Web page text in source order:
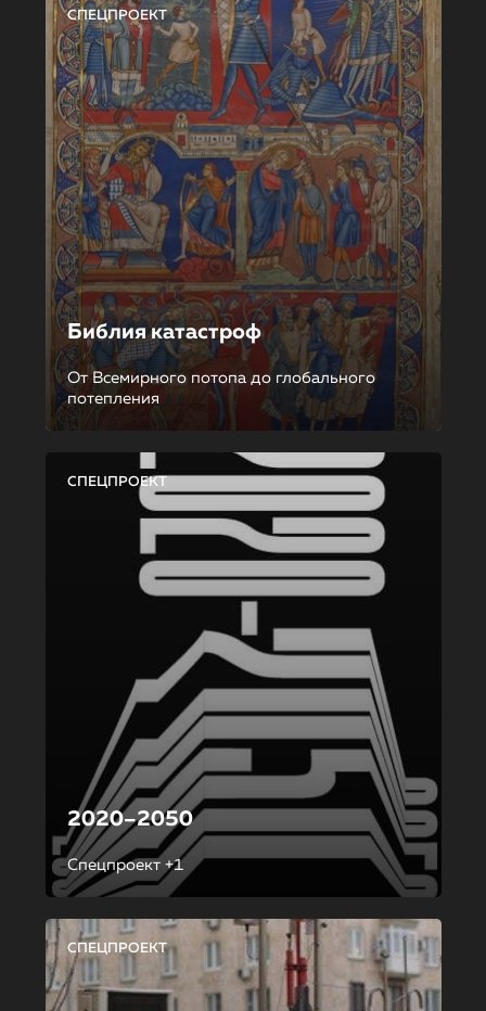
СПЕЦПРОЕКТ
Библия катастроф
От Всемирного потопа до глобального
потепления
СПЕЦПРОЕКТ
2020–2050
Спецпроект +1
СПЕЦПРОЕКТ